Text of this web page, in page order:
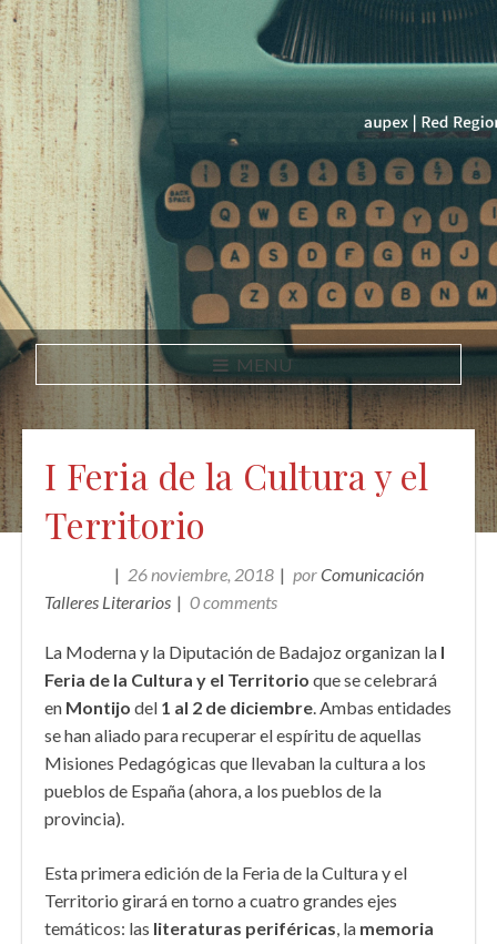
MENU
I Feria de la Cultura y el
Territorio
26 noviembre, 2018 porComunicación
Talleres Literarios
0 comments
La Moderna y la Diputación de Badajoz organizan la I
Feria de la Cultura y el Territorio que se celebrará
en Montijo del 1 al 2 de diciembre. Ambas entidades
se han aliado para recuperar el espíritu de aquellas
Misiones Pedagógicas que llevaban la cultura a los
pueblos de España (ahora, a los pueblos de la
provincia).
Esta primera edición de la Feria de la Cultura y el
Territorio girará en torno a cuatro grandes ejes
temáticos: las literaturas periféricas, la memoria